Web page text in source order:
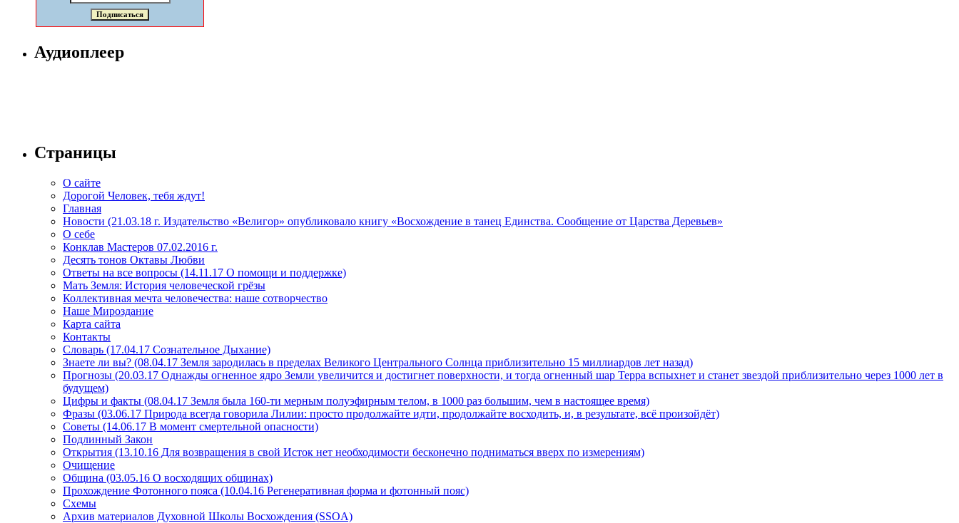
Аудиоплеер
Страницы
О сайте
Дорогой Человек, тебя ждут!
Главная
Новости (21.03.18 г. Издательство «Велигор» опубликовало книгу «Восхождение в танец Единства. Сообщение от Царства Деревьев»
О себе
Конклав Мастеров 07.02.2016 г.
Десять тонов Октавы Любви
Ответы на все вопросы (14.11.17 О помощи и поддержке)
Мать Земля: История человеческой грёзы
Коллективная мечта человечества: наше сотворчество
Наше Мироздание
Карта сайта
Контакты
Словарь (17.04.17 Сознательное Дыхание)
Знаете ли вы? (08.04.17 Земля зародилась в пределах Великого Центрального Солнца приблизительно 15 миллиардов лет назад)
Прогнозы (20.03.17 Однажды огненное ядро Земли увеличится и достигнет поверхности, и тогда огненный шар Терра вспыхнет и станет звездой приблизительно через 1000 лет в
будущем)
Цифры и факты (08.04.17 Земля была 160-ти мерным полуэфирным телом, в 1000 раз большим, чем в настоящее время)
Фразы (03.06.17 Природа всегда говорила Лилии: просто продолжайте идти, продолжайте восходить, и, в результате, всё произойдёт)
Советы (14.06.17 В момент смертельной опасности)
Подлинный Закон
Открытия (13.10.16 Для возвращения в свой Исток нет необходимости бесконечно подниматься вверх по измерениям)
Очищение
Община (03.05.16 О восходящих общинах)
Прохождение Фотонного пояса (10.04.16 Регенеративная форма и фотонный пояс)
Схемы
Архив материалов Духовной Школы Восхождения (SSOA)